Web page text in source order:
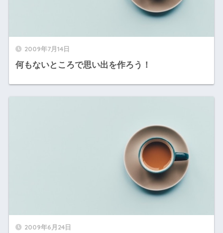
2009年7月14日
何もないところで思い出を作ろう！
2009年6月24日